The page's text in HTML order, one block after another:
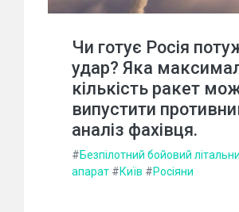
Чи готує Росія
удар? Яка
кількість ракет
випустити
аналіз фахівця.
#Безпілотний бойовий
апарат #Київ #Росіяни